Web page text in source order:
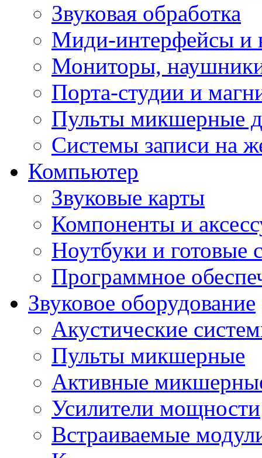
Звуковая обработка
Миди-интерфейсы и
Мониторы,
Порта-студии и
Пульты микшерные
Системы записи на
Компьютер
Звуковые карты
Компоненты и
Ноутбуки и готовые
Программное
Звуковое оборудование
Акустические
Пульты микшерные
Активные
Усилители мощности
Встраиваемые